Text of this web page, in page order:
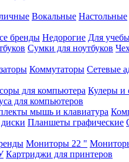
Вокальные Настольные
бренды Недорогие Для
Сумки для ноутбуков
Коммутаторы Сетевые
для компьютера Кулеры и
для компьютеров
мышь и клавиатура
Планшеты графические
Мониторы 22 "
Картриджи для принтеров